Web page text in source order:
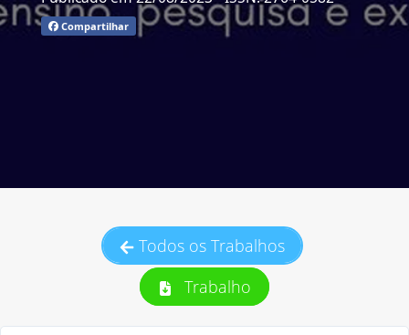
Compartilhar
Todos os Trabalhos
Trabalho